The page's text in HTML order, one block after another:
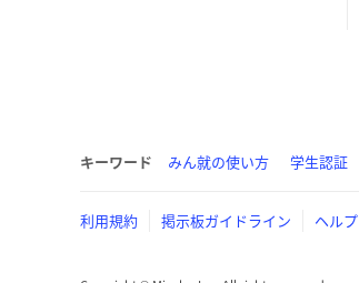
キーワード みん就の使い方 学生認証
利用規約 掲示板ガイドライン ヘルプ